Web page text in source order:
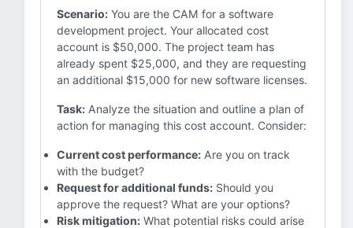
Scenario: You are the CAM for a software
development project. Your allocated cost
account is $50,000. The project team has
already spent $25,000, and they are requesting
an additional $15,000 for new software licenses.
Task: Analyze the situation and outline a plan of
action for managing this cost account. Consider:
Current cost performance: Are you on track
with the budget?
Request for additional funds: Should you
approve the request? What are your options?
Risk mitigation: What potential risks could arise